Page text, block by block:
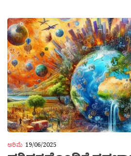
ಅರಿಮೆ 19/06/2025